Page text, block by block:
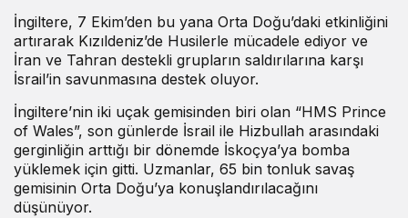
İngiltere, 7 Ekim’den bu yana Orta Doğu’daki etkinliğini
artırarak Kızıldeniz’de Husilerle mücadele ediyor ve
İran ve Tahran destekli grupların saldırılarına karşı
İsrail’in savunmasına destek oluyor.
İngiltere’nin iki uçak gemisinden biri olan “HMS Prince
of Wales”, son günlerde İsrail ile Hizbullah arasındaki
gerginliğin arttığı bir dönemde İskoçya’ya bomba
yüklemek için gitti. Uzmanlar, 65 bin tonluk savaş
gemisinin Orta Doğu’ya konuşlandırılacağını
düşünüyor.